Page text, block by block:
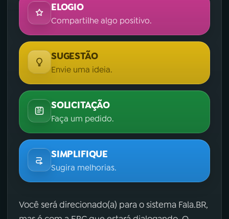
ELOGIO
Compartilhe algo positivo.
SUGESTÃO
Envie uma ideia.
SOLICITAÇÃO
Faça um pedido.
SIMPLIFIQUE
Sugira melhorias.
Você será direcionado(a) para o sistema Fala.BR,